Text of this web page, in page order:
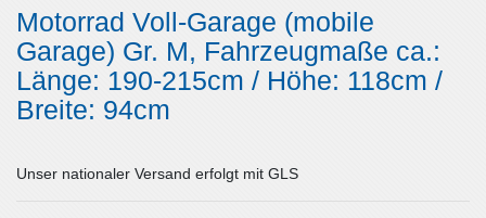
Motorrad Voll-Garage (mobile
Garage) Gr. M, Fahrzeugmaße ca.:
Länge: 190-215cm / Höhe: 118cm /
Breite: 94cm
Unser nationaler Versand erfolgt mit GLS